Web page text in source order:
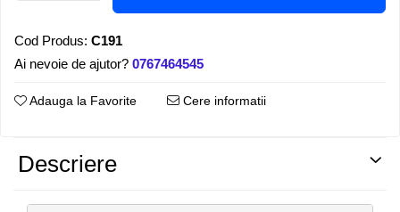
Cod Produs: C191
Ai nevoie de ajutor? 0767464545
Adauga la Favorite Cere informatii
Descriere